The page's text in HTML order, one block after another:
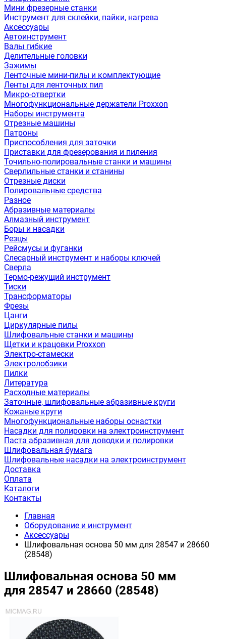
Мини фрезерные станки
Инструмент для склейки, пайки, нагрева
Аксессуары
Автоинструмент
Валы гибкие
Делительные головки
Зажимы
Ленточные мини-пилы и комплектующие
Ленты для ленточных пил
Микро-отвертки
Многофункциональные держатели Proxxon
Наборы инструмента
Отрезные машины
Патроны
Приспособления для заточки
Приставки для фрезерования и пиления
Точильно-полировальные станки и машины
Сверлильные станки и станины
Отрезные диски
Полировальные средства
Разное
Абразивные материалы
Алмазный инструмент
Боры и насадки
Резцы
Рейсмусы и фуганки
Слесарный инструмент и наборы ключей
Сверла
Термо-режущий инструмент
Тиски
Трансформаторы
Фрезы
Цанги
Циркулярные пилы
Шлифовальные станки и машины
Щетки и крацовки Proxxon
Электро-стамески
Электролобзики
Пилки
Литература
Расходные материалы
Заточные, шлифовальные абразивные круги
Кожаные круги
Многофункциональные наборы оснастки
Насадки для полировки на электроинструмент
Паста абразивная для доводки и полировки
Шлифовальная бумага
Шлифовальные насадки на электроинструмент
Доставка
Оплата
Каталоги
Контакты
Главная
Оборудование и инструмент
Аксессуары
Шлифовальная основа 50 мм для 28547 и 28660
(28548)
Шлифовальная основа 50 мм
для 28547 и 28660 (28548)